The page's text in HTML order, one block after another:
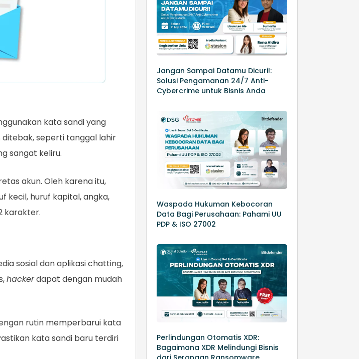
kata sandi yang
ditebak, seperti tanggal lahir
sangat keliru.
akun. Oleh karena itu,
kecil, huruf kapital, angka,
karakter.
sosial dan aplikasi chatting,
hackerdapat dengan mudah
rutin memperbarui kata
kata sandi baru terdiri
Jangan Sampai Datamu Dicuri!:
Solusi Pengamanan 24/7 Anti-
Cybercrime untuk Bisnis Anda
Waspada Hukuman Kebocoran
Data Bagi Perusahaan: Pahami UU
PDP & ISO 27002
Perlindungan Otomatis XDR:
Bagaimana XDR Melindungi Bisnis